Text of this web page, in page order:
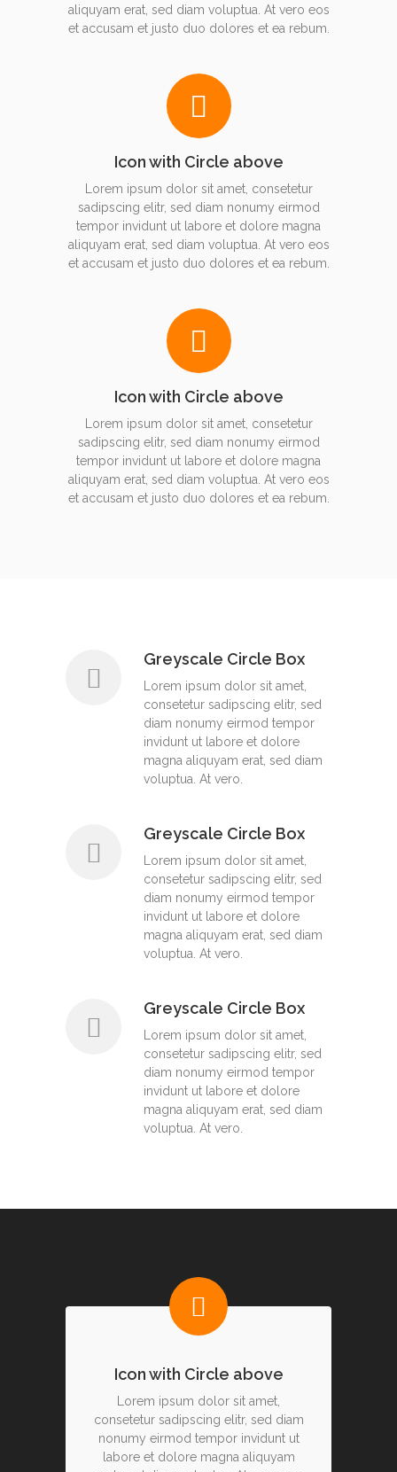
aliquyam erat, sed diam voluptua. At vero eos
et accusam et justo duo dolores et ea rebum.
Icon with Circle above
Lorem ipsum dolor sit amet, consetetur
sadipscing elitr, sed diam nonumy eirmod
tempor invidunt ut labore et dolore magna
aliquyam erat, sed diam voluptua. At vero eos
et accusam et justo duo dolores et ea rebum.
Icon with Circle above
Lorem ipsum dolor sit amet, consetetur
sadipscing elitr, sed diam nonumy eirmod
tempor invidunt ut labore et dolore magna
aliquyam erat, sed diam voluptua. At vero eos
et accusam et justo duo dolores et ea rebum.
Greyscale Circle Box
Lorem ipsum dolor sit amet,
consetetur sadipscing elitr, sed
diam nonumy eirmod tempor
invidunt ut labore et dolore
magna aliquyam erat, sed diam
voluptua. At vero.
Greyscale Circle Box
Lorem ipsum dolor sit amet,
consetetur sadipscing elitr, sed
diam nonumy eirmod tempor
invidunt ut labore et dolore
magna aliquyam erat, sed diam
voluptua. At vero.
Greyscale Circle Box
Lorem ipsum dolor sit amet,
consetetur sadipscing elitr, sed
diam nonumy eirmod tempor
invidunt ut labore et dolore
magna aliquyam erat, sed diam
voluptua. At vero.
Icon with Circle above
Lorem ipsum dolor sit amet,
consetetur sadipscing elitr, sed diam
nonumy eirmod tempor invidunt ut
labore et dolore magna aliquyam